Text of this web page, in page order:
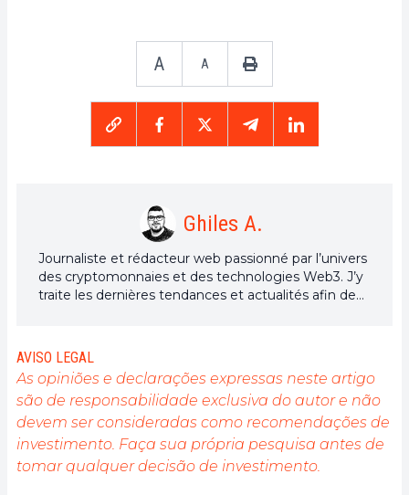
A A
Ghiles A.
Journaliste et rédacteur web passionné par l’univers
des cryptomonnaies et des technologies Web3. J’y
traite les dernières tendances et actualités afin de
AVISO LEGAL
As opiniões e declarações expressas neste artigo
são de responsabilidade exclusiva do autor e não
devem ser consideradas como recomendações de
investimento. Faça sua própria pesquisa antes de
tomar qualquer decisão de investimento.